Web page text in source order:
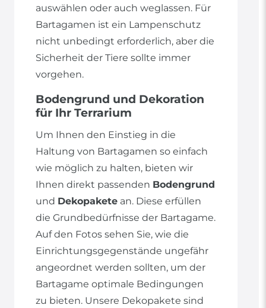
auswählen oder auch weglassen. Für
Bartagamen ist ein Lampenschutz
nicht unbedingt erforderlich, aber die
Sicherheit der Tiere sollte immer
vorgehen.
Bodengrund und Dekoration
für Ihr Terrarium
Um Ihnen den Einstieg in die
Haltung von Bartagamen so einfach
wie möglich zu halten, bieten wir
Ihnen direkt passenden Bodengrund
und Dekopakete an. Diese erfüllen
die Grundbedürfnisse der Bartagame.
Auf den Fotos sehen Sie, wie die
Einrichtungsgegenstände ungefähr
angeordnet werden sollten, um der
Bartagame optimale Bedingungen
zu bieten. Unsere Dekopakete sind